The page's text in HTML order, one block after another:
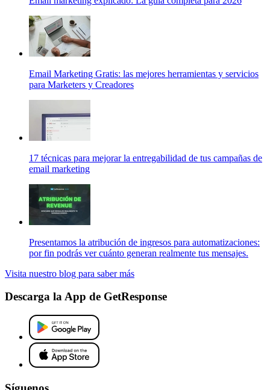
Email Marketing Gratis: las mejores herramientas y servicios
para Marketers y Creadores
17 técnicas para mejorar la entregabilidad de tus campañas de
email marketing
Presentamos la atribución de ingresos para automatizaciones:
por fin podrás ver cuánto generan realmente tus mensajes.
Visita nuestro blog para saber más
Descarga la App de GetResponse